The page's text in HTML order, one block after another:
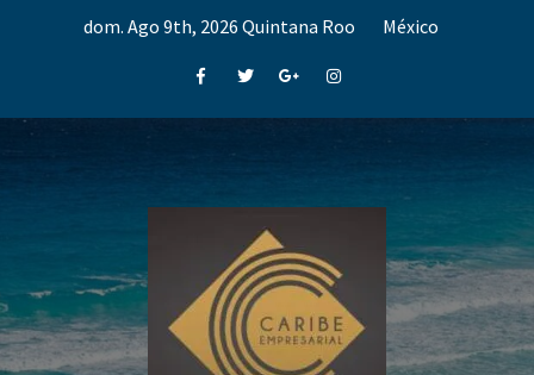
dom. Ago 9th, 2026 Quintana Roo México
FacebookTwitterGoogle+Instagram